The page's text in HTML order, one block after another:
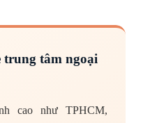
trung tâm ngoại
cao như TPHCM,